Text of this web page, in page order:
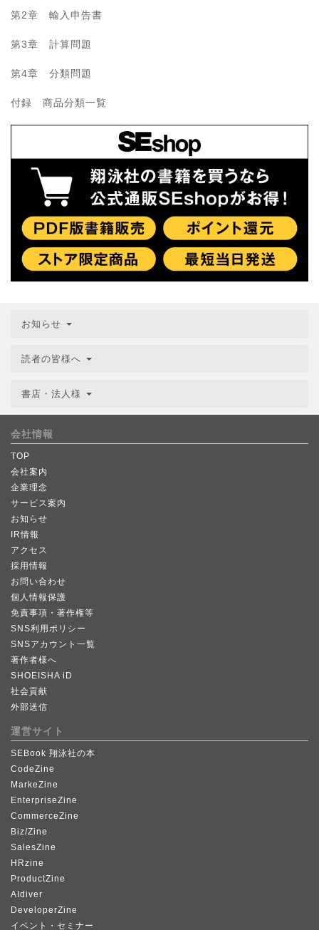
第2章 輸入申告書
第3章 計算問題
第4章 分類問題
付録 商品分類一覧
お知らせ
読者の皆様へ
書店・法人様
会社情報
TOP
会社案内
企業理念
サービス案内
お知らせ
IR情報
アクセス
採用情報
お問い合わせ
個人情報保護
免責事項・著作権等
SNS利用ポリシー
SNSアカウント一覧
著作者様へ
SHOEISHA iD
社会貢献
外部送信
運営サイト
SEBook 翔泳社の本
CodeZine
MarkeZine
EnterpriseZine
CommerceZine
Biz/Zine
SalesZine
HRzine
ProductZine
AIdiver
DeveloperZine
イベント・セミナー